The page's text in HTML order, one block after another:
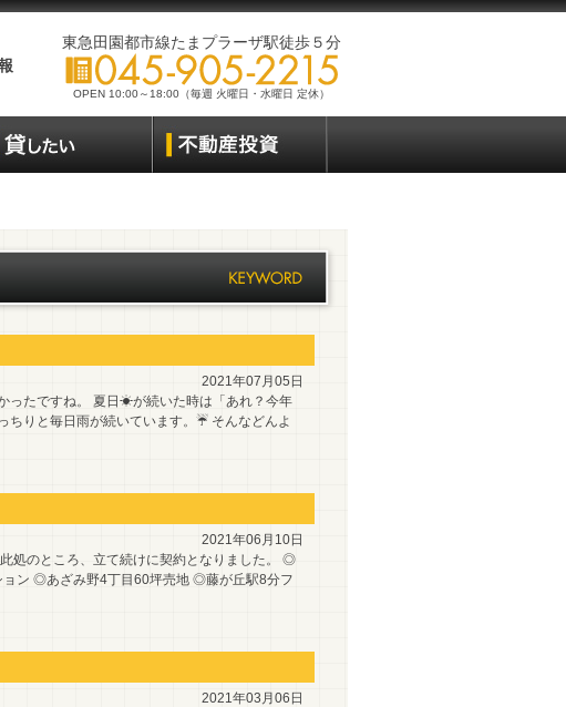
東急田園都市線たまプラーザ駅徒歩５分
OPEN 10:00～18:00（毎週 火曜日・水曜日 定休）
2021年07月05日
ったですね。 夏日☀が続いた時は「あれ？今年
りと毎日雨が続いています。☔ そんなどんよ
2021年06月10日
処のところ、立て続けに契約となりました。 ◎
ン ◎あざみ野4丁目60坪売地 ◎藤が丘駅8分フ
2021年03月06日